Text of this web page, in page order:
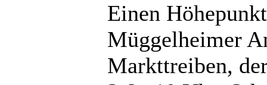
Einen
Müggelheimer
Markttreiben,